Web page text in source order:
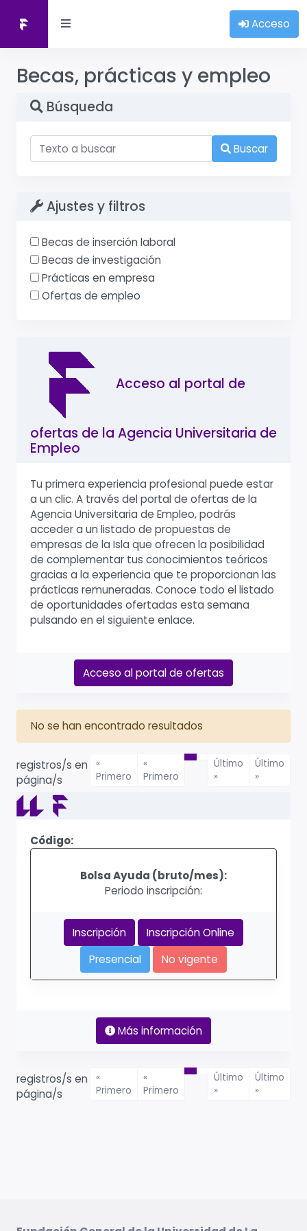
Acceso
Becas, prácticas y empleo
Acceso al portal de
ofertas de la Agencia Universitaria de
Empleo
Tu primera experiencia profesional puede estar
a un clic. A través del portal de ofertas de la
Agencia Universitaria de Empleo, podrás
acceder a un listado de propuestas de
empresas de la Isla que ofrecen la posibilidad
de complementar tus conocimientos teóricos
gracias a la experiencia que te proporcionan las
prácticas remuneradas. Conoce todo el listado
de oportunidades ofertadas esta semana
pulsando en el siguiente enlace.
Acceso al portal de ofertas
No se han encontrado resultados
registros/s en
página/s
«
Primero
«
Primero
Último
»
Último
»
Código:
Bolsa Ayuda (bruto/mes):
Periodo inscripción:
Inscripción
Inscripción Online
Presencial
No vigente
Más información
registros/s en
página/s
«
Primero
«
Primero
Último
»
Último
»
Búsqueda
Buscar
Ajustes y filtros
Becas de inserción laboral
Becas de investigación
Prácticas en empresa
Ofertas de empleo